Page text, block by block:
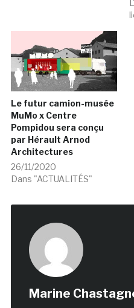
Le futur camion-musée
MuMo x Centre
Pompidou sera conçu
par Hérault Arnod
Architectures
26/11/2020
Dans "ACTUALITÉS"
Marine